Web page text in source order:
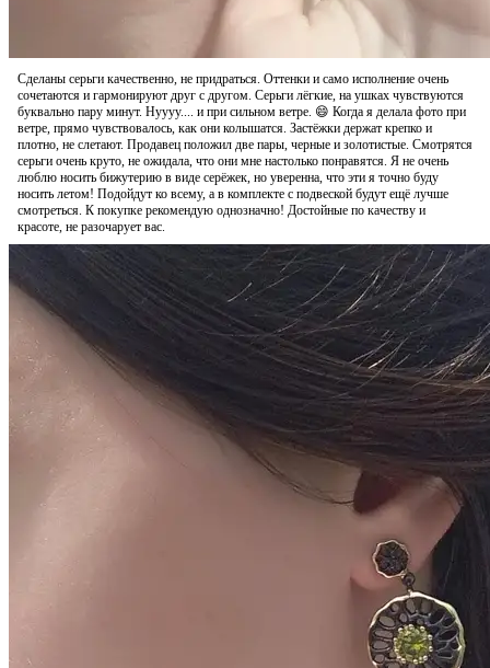
Сделаны серьги качественно, не придраться. Оттенки и само исполнение очень
сочетаются и гармонируют друг с другом. Серьги лёгкие, на ушках чувствуются
буквально пару минут. Нуууу.... и при сильном ветре. 😄 Когда я делала фото при
ветре, прямо чувствовалось, как они колышатся. Застёжки держат крепко и
плотно, не слетают. Продавец положил две пары, черные и золотистые. Смотрятся
серьги очень круто, не ожидала, что они мне настолько понравятся. Я не очень
люблю носить бижутерию в виде серёжек, но уверенна, что эти я точно буду
носить летом! Подойдут ко всему, а в комплекте с подвеской будут ещё лучше
смотреться. К покупке рекомендую однозначно! Достойные по качеству и
красоте, не разочарует вас.